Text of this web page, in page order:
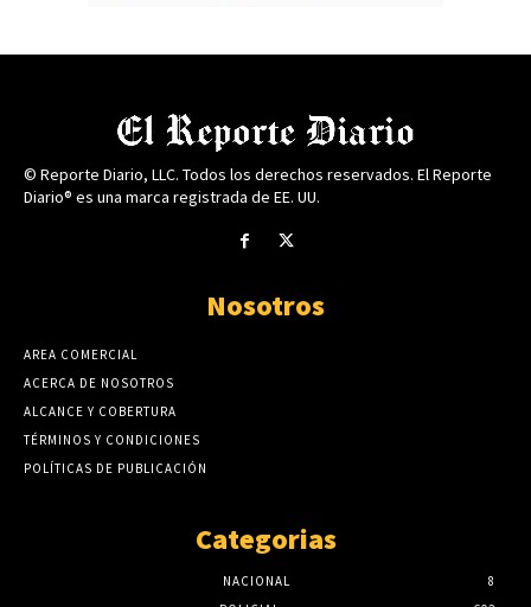
© Reporte Diario, LLC. Todos los derechos reservados. El Reporte
Diario® es una marca registrada de EE. UU.
Nosotros
AREA COMERCIAL
ACERCA DE NOSOTROS
ALCANCE Y COBERTURA
TÉRMINOS Y CONDICIONES
POLÍTICAS DE PUBLICACIÓN
Categorias
NACIONAL
8